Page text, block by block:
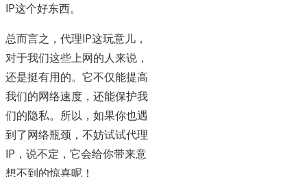
IP这个好东西。
总而言之，代理IP这玩意儿，
对于我们这些上网的人来说，
还是挺有用的。它不仅能提高
我们的网络速度，还能保护我
们的隐私。所以，如果你也遇
到了网络瓶颈，不妨试试代理
IP，说不定，它会给你带来意
想不到的惊喜呢！